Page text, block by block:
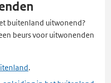
buitenland uitwonend?
beurs voor uitwonenden
.